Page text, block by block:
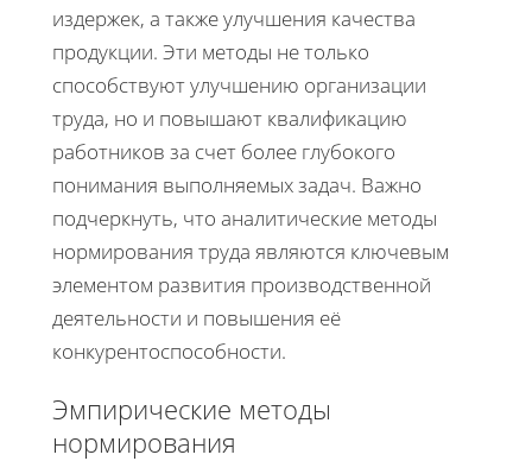
издержек, а также улучшения качества
продукции. Эти методы не только
способствуют улучшению организации
труда, но и повышают квалификацию
работников за счет более глубокого
понимания выполняемых задач. Важно
подчеркнуть, что аналитические методы
нормирования труда являются ключевым
элементом развития производственной
деятельности и повышения её
конкурентоспособности.
Эмпирические методы
нормирования